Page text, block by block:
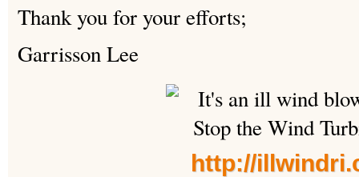
Thank you for your efforts;
Garrisson Lee
http://